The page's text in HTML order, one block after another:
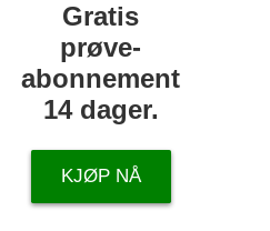
Gratis
prøve-
abonnement
14 dager.
KJØP NÅ